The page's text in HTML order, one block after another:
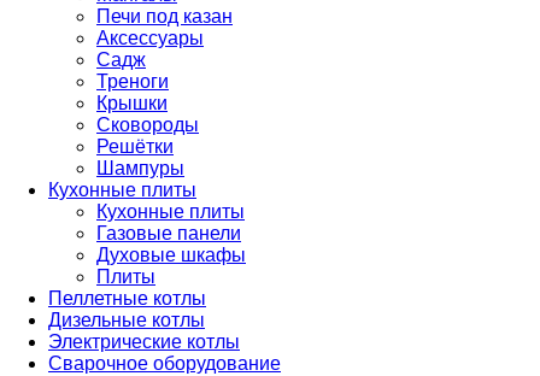
Печи под казан
Аксессуары
Садж
Треноги
Крышки
Сковороды
Решётки
Шампуры
Кухонные плиты
Кухонные плиты
Газовые панели
Духовые шкафы
Плиты
Пеллетные котлы
Дизельные котлы
Электрические котлы
Сварочное оборудование